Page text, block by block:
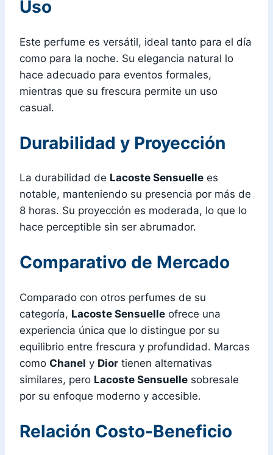
Uso
Este perfume es versátil, ideal tanto para el día
como para la noche. Su elegancia natural lo
hace adecuado para eventos formales,
mientras que su frescura permite un uso
casual.
Durabilidad y Proyección
La durabilidad de Lacoste Sensuelle es
notable, manteniendo su presencia por más de
8 horas. Su proyección es moderada, lo que lo
hace perceptible sin ser abrumador.
Comparativo de Mercado
Comparado con otros perfumes de su
categoría, Lacoste Sensuelle ofrece una
experiencia única que lo distingue por su
equilibrio entre frescura y profundidad. Marcas
como Chanel y Dior tienen alternativas
similares, pero Lacoste Sensuelle sobresale
por su enfoque moderno y accesible.
Relación Costo-Beneficio